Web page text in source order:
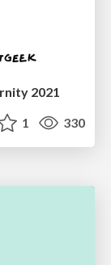
2021
1 330